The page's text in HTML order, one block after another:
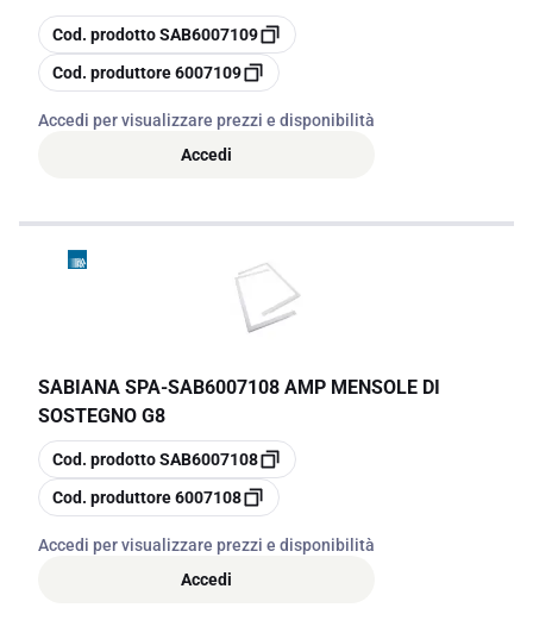
copia
Cod. prodottoSAB6007109
copia
Cod. produttore6007109
Accedi per visualizzare prezzi e disponibilità
Accedi
SABIANA SPA-SAB6007108 AMP MENSOLE DI
SOSTEGNO G8
copia
Cod. prodottoSAB6007108
copia
Cod. produttore6007108
Accedi per visualizzare prezzi e disponibilità
Accedi